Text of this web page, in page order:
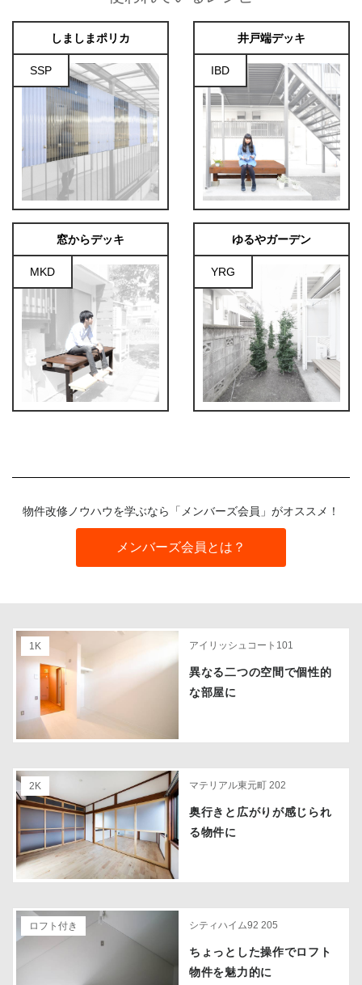
しましまポリカ
SSP
井戸端デッキ
IBD
窓からデッキ
MKD
ゆるやガーデン
YRG
物件改修ノウハウを学ぶなら「メンバーズ会員」がオススメ！
メンバーズ会員とは？
1K アイリッシュコート101
異なる二つの空間で個性的
な部屋に
2K マテリアル東元町 202
奥行きと広がりが感じられ
る物件に
ロフト付き シティハイム92 205
ちょっとした操作でロフト
物件を魅力的に